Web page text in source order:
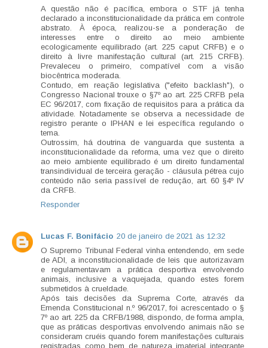
A questão não é pacífica, embora o STF já tenha
declarado a inconstitucionalidade da prática em controle
abstrato. À época, realizou-se a ponderação de
interesses entre o direito ao meio ambiente
ecologicamente equilibrado (art. 225 caput CRFB) e o
direito à livre manifestação cultural (art. 215 CRFB).
Prevaleceu o primeiro, compatível com a visão
biocêntrica moderada.
Contudo, em reação legislativa ("efeito backlash"), o
Congresso Nacional trouxe o §7º ao art. 225 CRFB pela
EC 96/2017, com fixação de requisitos para a prática da
atividade. Notadamente se observa a necessidade de
registro perante o IPHAN e lei específica regulando o
tema.
Outrossim, há doutrina de vanguarda que sustenta a
inconstitucionalidade da reforma, uma vez que o direito
ao meio ambiente equilibrado é um direito fundamental
transindividual de terceira geração - cláusula pétrea cujo
conteúdo não seria passível de redução, art. 60 §4º IV
da CRFB.
Responder
Lucas F. Bonifácio 20 de janeiro de 2021 às 12:32
O Supremo Tribunal Federal vinha entendendo, em sede
de ADI, a inconstitucionalidade de leis que autorizavam
e regulamentavam a prática desportiva envolvendo
animais, inclusive a vaquejada, quando estes forem
submetidos à crueldade.
Após tais decisões da Suprema Corte, através da
Emenda Constitucional n.º 96/2017, foi acrescentado o §
7º ao art. 225 da CRFB/1988, dispondo, de forma ampla,
que as práticas desportivas envolvendo animais não se
consideram cruéis quando forem manifestações culturais
registradas como bem de natureza imaterial integrante